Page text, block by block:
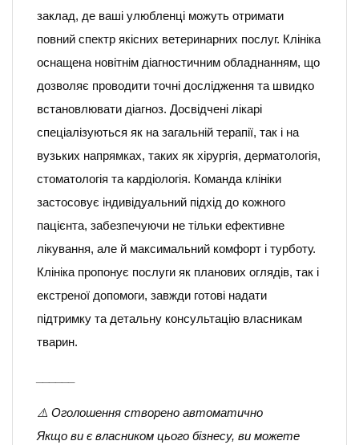
заклад, де ваші улюбленці можуть отримати
повний спектр якісних ветеринарних послуг. Клініка
оснащена новітнім діагностичним обладнанням, що
дозволяє проводити точні дослідження та швидко
встановлювати діагноз. Досвідчені лікарі
спеціалізуються як на загальній терапії, так і на
вузьких напрямках, таких як хірургія, дерматологія,
стоматологія та кардіологія. Команда клініки
застосовує індивідуальний підхід до кожного
пацієнта, забезпечуючи не тільки ефективне
лікування, але й максимальний комфорт і турботу.
Клініка пропонує послуги як планових оглядів, так і
екстреної допомоги, завжди готові надати
підтримку та детальну консультацію власникам
тварин.
⚠️ Оголошення створено автоматично
Якщо ви є власником цього бізнесу, ви можете